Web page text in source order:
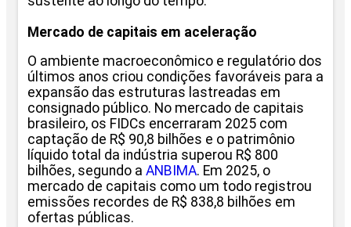
Mercado de capitais em aceleração
O ambiente macroeconômico e regulatório dos
últimos anos criou condições favoráveis para a
expansão das estruturas lastreadas em
consignado público. No mercado de capitais
brasileiro, os FIDCs encerraram 2025 com
captação de R$ 90,8 bilhões e o patrimônio
líquido total da indústria superou R$ 800
bilhões, segundo a ANBIMA. Em 2025, o
mercado de capitais como um todo registrou
emissões recordes de R$ 838,8 bilhões em
ofertas públicas.